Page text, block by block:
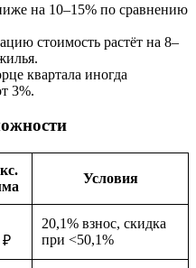
на 10–15% по сравнению
стоимость растёт на 8–
квартала иногда
3%.
Условия
₽
20,1% взнос, скидка
при <50,1%